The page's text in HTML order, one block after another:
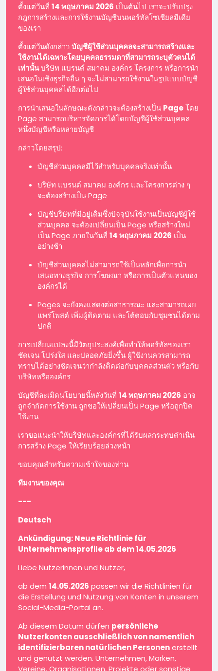
ตั้งแต่วันที่ 14 พฤษภาคม 2026 เป็นต้นไป เราจะปรับปรุง
กฎการสร้างและการใช้งานบัญชีบนพอร์ทัลโซเชียลมีเดีย
ของเรา
ตั้งแต่วันดังกล่าวบัญชีผู้ใช้ส่วนบุคคลจะสามารถสร้างและ
ใช้งานได้เฉพาะโดยบุคคลธรรมดาที่สามารถระบุตัวตนได้
เท่านั้นบริษัท แบรนด์ สมาคม องค์กร โครงการ หรือการนำ
เสนอในเชิงธุรกิจอื่น ๆ จะไม่สามารถใช้งานในรูปแบบบัญชี
ผู้ใช้ส่วนบุคคลได้อีกต่อไป
การนำเสนอในลักษณะดังกล่าวจะต้องสร้างเป็น Pageโดย
Page สามารถบริหารจัดการได้โดยบัญชีผู้ใช้ส่วนบุคคล
หนึ่งบัญชีหรือหลายบัญชี
กล่าวโดยสรุป:
บัญชีส่วนบุคคลมีไว้สำหรับบุคคลจริงเท่านั้น
บริษัท แบรนด์ สมาคม องค์กร และโครงการต่าง ๆ
จะต้องสร้างเป็น Page
บัญชีบริษัทที่มีอยู่เดิมซึ่งปัจจุบันใช้งานเป็นบัญชีผู้ใช้
ส่วนบุคคล จะต้องเปลี่ยนเป็น Page หรือสร้างใหม่
เป็น Page ภายในวันที่ 14 พฤษภาคม 2026 เป็น
อย่างช้า
บัญชีส่วนบุคคลไม่สามารถใช้เป็นหลักเพื่อการนำ
เสนอทางธุรกิจ การโฆษณา หรือการเป็นตัวแทนของ
องค์กรได้
Pages จะยังคงแสดงต่อสาธารณะ และสามารถเผย
แพร่โพสต์ เพิ่มผู้ติดตาม และโต้ตอบกับชุมชนได้ตาม
ปกติ
การเปลี่ยนแปลงนี้มีวัตถุประสงค์เพื่อทำให้พอร์ทัลของเรา
ชัดเจน โปร่งใส และปลอดภัยยิ่งขึ้น ผู้ใช้งานควรสามารถ
ทราบได้อย่างชัดเจนว่ากำลังติดต่อกับบุคคลส่วนตัว หรือกับ
บริษัทหรือองค์กร
บัญชีที่ละเมิดนโยบายนี้หลังวันที่ 14 พฤษภาคม 2026 อาจ
ถูกจำกัดการใช้งาน ถูกขอให้เปลี่ยนเป็น Page หรือถูกปิด
ใช้งาน
เราขอแนะนำให้บริษัทและองค์กรที่ได้รับผลกระทบดำเนิน
การสร้าง Page ให้เรียบร้อยล่วงหน้า
ขอบคุณสำหรับความเข้าใจของท่าน
ทีมงานของคุณ
---
Deutsch
Ankündigung: Neue Richtlinie für
Unternehmensprofile ab dem 14.05.2026
Liebe Nutzerinnen und Nutzer,
ab dem 14.05.2026 passen wir die Richtlinien für
die Erstellung und Nutzung von Konten in unserem
Social-Media-Portal an.
Ab diesem Datum dürfen persönliche
Nutzerkonten ausschließlich von namentlich
identifizierbaren natürlichen Personenerstellt
und genutzt werden. Unternehmen, Marken,
Vereine, Organisationen, Projekte oder sonstige